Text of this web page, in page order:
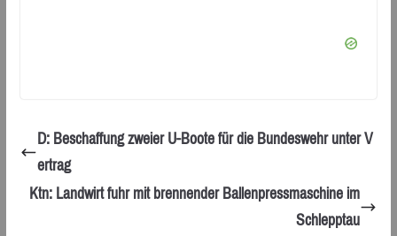
D: Beschaffung zweier U-Boote für die Bundeswehr unter V
ertrag
Ktn: Landwirt fuhr mit brennender Ballenpressmaschine im
Schlepptau